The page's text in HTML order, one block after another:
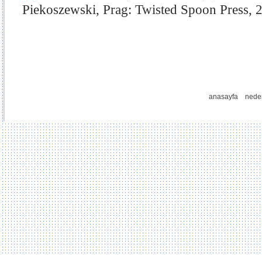
Piekoszewski, Prag: Twisted Spoon Press,
anasayfa